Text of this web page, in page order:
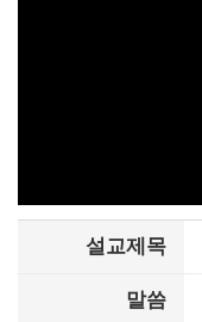
설교제목
말씀